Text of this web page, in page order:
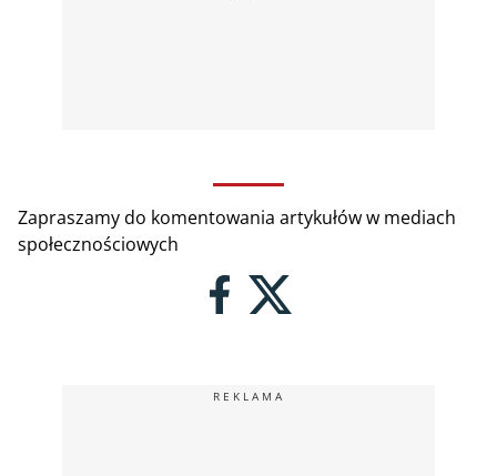
Zapraszamy do komentowania artykułów w mediach
społecznościowych
REKLAMA